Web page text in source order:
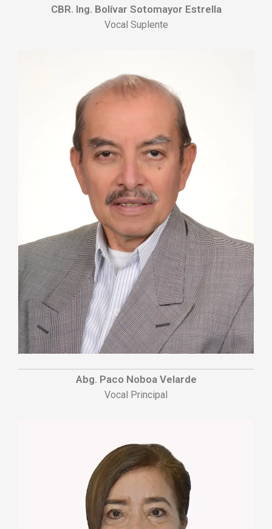
CBR. Ing. Bolívar Sotomayor Estrella
Vocal Suplente
Abg. Paco Noboa Velarde
Vocal Principal